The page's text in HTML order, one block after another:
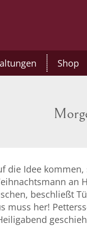
Shop
die Idee
beschließt
muss her!